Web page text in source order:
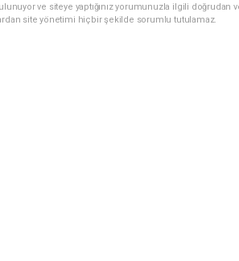
ve siteye yaptığınız yorumunuzla ilgili doğrudan
site yönetimi hiçbir şekilde sorumlu tutulamaz.